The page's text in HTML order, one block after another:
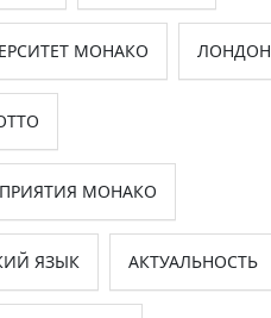
МОНАКО ЛОНДОН
МОНАКО
ЯЗЫК АКТУАЛЬНОСТЬ